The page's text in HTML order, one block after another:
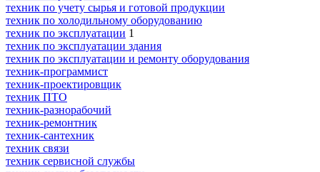
техник по учету сырья и готовой продукции
техник по холодильному оборудованию
техник по эксплуатации 1
техник по эксплуатации здания
техник по эксплуатации и ремонту оборудования
техник-программист
техник-проектировщик
техник ПТО
техник-разнорабочий
техник-ремонтник
техник-сантехник
техник связи
техник сервисной службы